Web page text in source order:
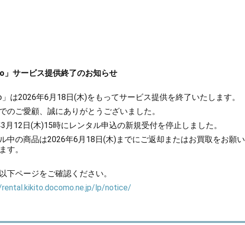
サービス提供終了のお知らせ
は2026年6月18日(木)をもってサービス提供を終了いたします。
のご愛顧、誠にありがとうございました。
月12日(木)15時にレンタル申込の新規受付を停止しました。
中の商品は2026年6月18日(木)までにご返却またはお買取をお願い
す。
下ページをご確認ください。
lp/notice/